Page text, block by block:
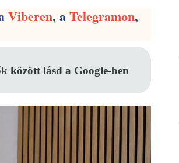
Viberen, aTelegramon,
között lásd a Google-ben